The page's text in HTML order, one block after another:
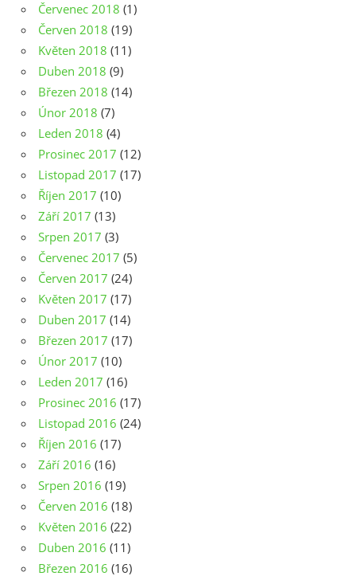
Červenec 2018 (1)
Červen 2018 (19)
Květen 2018 (11)
Duben 2018 (9)
Březen 2018 (14)
Únor 2018 (7)
Leden 2018 (4)
Prosinec 2017 (12)
Listopad 2017 (17)
Říjen 2017 (10)
Září 2017 (13)
Srpen 2017 (3)
Červenec 2017 (5)
Červen 2017 (24)
Květen 2017 (17)
Duben 2017 (14)
Březen 2017 (17)
Únor 2017 (10)
Leden 2017 (16)
Prosinec 2016 (17)
Listopad 2016 (24)
Říjen 2016 (17)
Září 2016 (16)
Srpen 2016 (19)
Červen 2016 (18)
Květen 2016 (22)
Duben 2016 (11)
Březen 2016 (16)